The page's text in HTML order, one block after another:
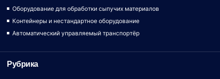
Оборудование для обработки сыпучих материалов
Контейнеры и нестандартное оборудование
Автоматический управляемый транспортёр
Рубрика